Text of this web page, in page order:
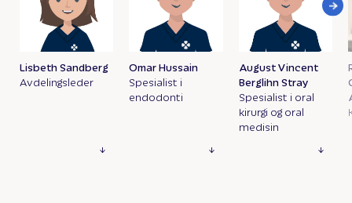
Lisbeth Sandberg
Avdelingsleder
Omar Hussain
Spesialist i
endodonti
August Vincent
Berglihn Stray
Spesialist i oral
kirurgi og oral
medisin